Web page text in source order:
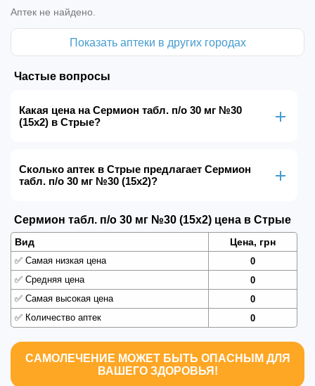
Аптек не найдено.
Показать аптеки в других городах
Частые вопросы
Какая цена на Сермион табл. п/о 30 мг №30
(15х2) в Стрые?
Сколько аптек в Стрые предлагает Сермион
табл. п/о 30 мг №30 (15х2)?
Сермион табл. п/о 30 мг №30 (15х2) цена в Стрые
Вид Цена, грн
✅ Самая низкая цена
0
✅ Средняя цена
0
✅ Самая высокая цена
0
✅ Количество аптек 0
САМОЛЕЧЕНИЕ МОЖЕТ БЫТЬ ОПАСНЫМ ДЛЯ
ВАШЕГО ЗДОРОВЬЯ!